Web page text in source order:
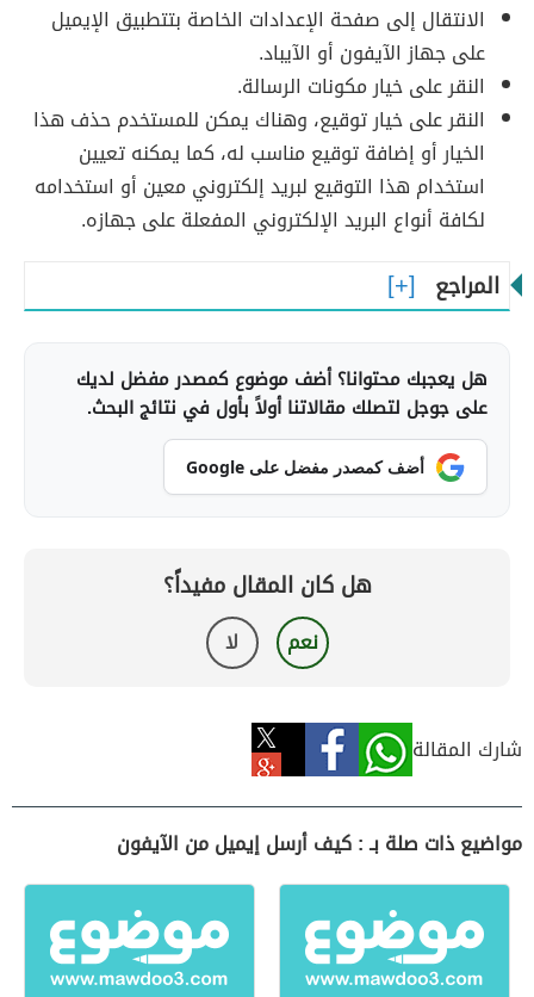
الانتقال إلى صفحة الإعدادات الخاصة بتتطبيق الإيميل
على جهاز الآيفون أو الآيباد.
النقر على خيار مكونات الرسالة.
النقر على خيار توقيع، وهناك يمكن للمستخدم حذف هذا
الخيار أو إضافة توقيع مناسب له، كما يمكنه تعيين
استخدام هذا التوقيع لبريد إلكتروني معين أو استخدامه
لكافة أنواع البريد الإلكتروني المفعلة على جهازه.
المراجع
هل يعجبك محتوانا؟ أضف موضوع كمصدر مفضل لديك
على جوجل لتصلك مقالاتنا أولاً بأول في نتائج البحث.
أضف كمصدر مفضل على Google
هل كان المقال مفيداً؟
نعم لا
شارك المقالة
مواضيع ذات صلة بـ : كيف أرسل إيميل من الآيفون